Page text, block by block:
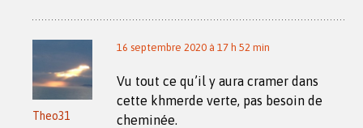
Theo31
16 septembre 2020 à 17 h 52 min
Vu tout ce qu’il y aura cramer dans
cette khmerde verte, pas besoin de
cheminée.